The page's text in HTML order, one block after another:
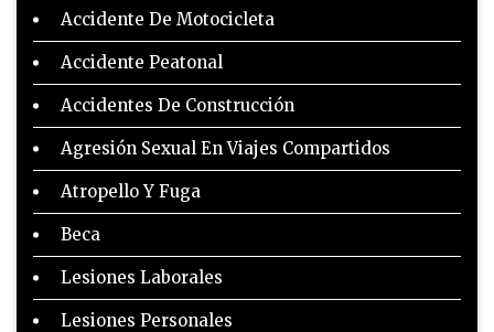
Accidente De Motocicleta
Accidente Peatonal
Accidentes De Construcción
Agresión Sexual En Viajes Compartidos
Atropello Y Fuga
Beca
Lesiones Laborales
Lesiones Personales